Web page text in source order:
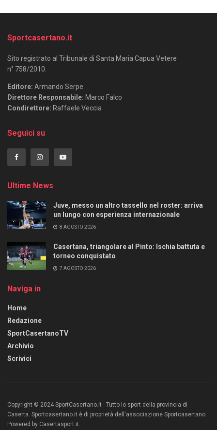
Sportcasertano.it
Sito registrato al Tribunale di Santa Maria Capua Vetere
n° 758/2010.
Editore: Armando Serpe
Direttore Responsabile: Marco Falco
Condirettore: Raffaele Veccia
Seguici su
Ultime News
Juve, messo un altro tassello nel roster: arriva
un lungo con esperienza internazionale
8 AGOSTO 2026
Casertana, triangolare al Pinto: Ischia battuta e
torneo conquistato
7 AGOSTO 2026
Naviga in
Home
Redazione
SportCasertanoTV
Archivio
Scrivici
Copyright © 2024 SportCasertano.it - Tutto lo sport della provincia di
Caserta. Sportcasertano.it è di proprietà dell'associazione Sportcasertano.
Powered by Casertasport.it.